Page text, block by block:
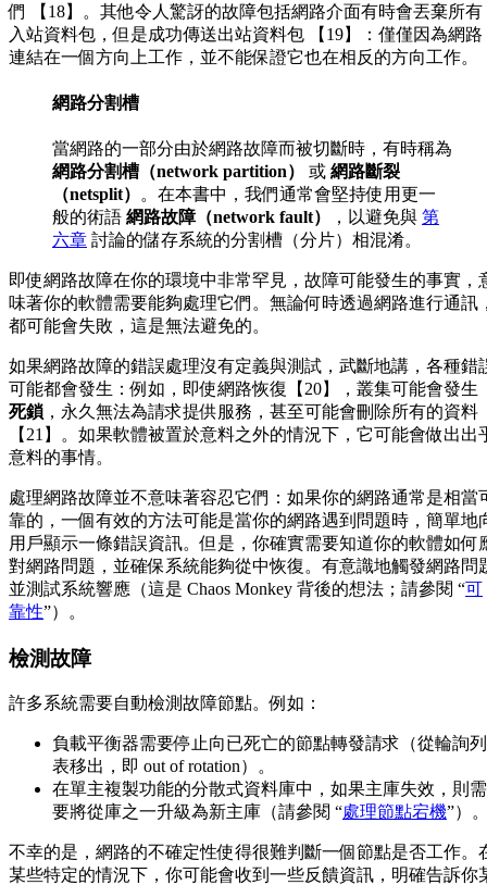
們 【18】。其他令人驚訝的故障包括網路介面有時會丟棄所有
入站資料包，但是成功傳送出站資料包 【19】：僅僅因為網路
連結在一個方向上工作，並不能保證它也在相反的方向工作。
網路分割槽
當網路的一部分由於網路故障而被切斷時，有時稱為
網路分割槽（network partition）
或 網路斷裂
（netsplit）
。在本書中，我們通常會堅持使用更一
般的術語 網路故障（network fault） ，以避免與 第
六章 討論的儲存系統的分割槽（分片）相混淆。
即使網路故障在你的環境中非常罕見，故障可能發生的事實，
味著你的軟體需要能夠處理它們。無論何時透過網路進行通訊
都可能會失敗，這是無法避免的。
如果網路故障的錯誤處理沒有定義與測試，武斷地講，各種錯
可能都會發生：例如，即使網路恢復【20】，叢集可能會發生
死鎖 ，永久無法為請求提供服務，甚至可能會刪除所有的資料
【21】。如果軟體被置於意料之外的情況下，它可能會做出出
意料的事情。
處理網路故障並不意味著容忍它們：如果你的網路通常是相當
靠的，一個有效的方法可能是當你的網路遇到問題時，簡單地
用戶顯示一條錯誤資訊。但是，你確實需要知道你的軟體如何
對網路問題，並確保系統能夠從中恢復。有意識地觸發網路問
並測試系統響應（這是 Chaos Monkey 背後的想法；請參閱 “可
靠性”）。
檢測故障
許多系統需要自動檢測故障節點。例如：
負載平衡器需要停止向已死亡的節點轉發請求（從輪詢列
表移出，即 out of rotation）。
在單主複製功能的分散式資料庫中，如果主庫失效，則需
要將從庫之一升級為新主庫（請參閱 “處理節點宕機”）
不幸的是，網路的不確定性使得很難判斷一個節點是否工作。
某些特定的情況下，你可能會收到一些反饋資訊，明確告訴你